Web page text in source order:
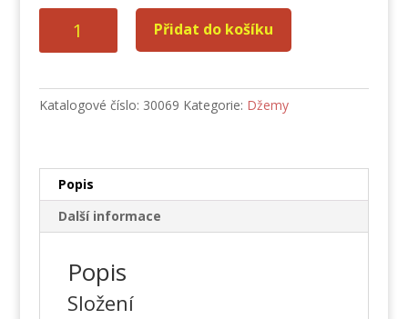
broskvový
g
Přidat do košíku
Katalogové číslo: 30069 Kategorie: Džemy
Popis
Další informace
Popis
Složení